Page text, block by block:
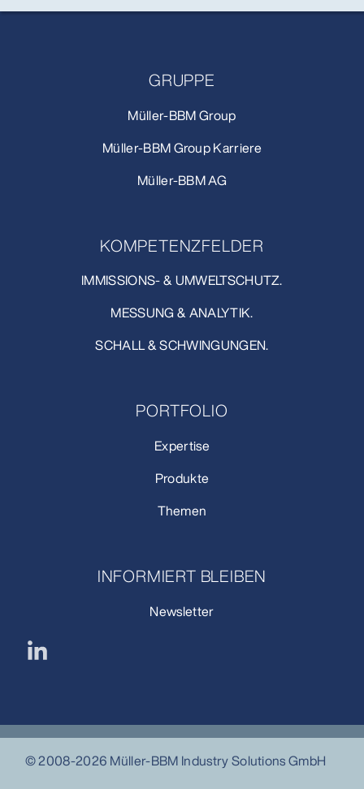
GRUPPE
Müller-BBM Group
Müller-BBM Group Karriere
Müller-BBM AG
KOMPETENZFELDER
IMMISSIONS- & UMWELTSCHUTZ.
MESSUNG & ANALYTIK.
SCHALL & SCHWINGUNGEN.
PORTFOLIO
Expertise
Produkte
Themen
INFORMIERT BLEIBEN
Newsletter
© 2008-2026 Müller-BBM Industry Solutions GmbH